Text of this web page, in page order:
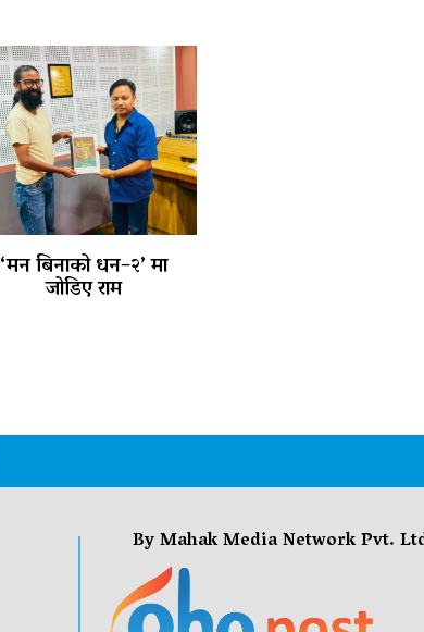
‘मन बिनाको धन–२’ मा
जोडिए राम
By Mahak Media Network Pvt.